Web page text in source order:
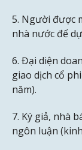
5. Người được
nhà nước để
6. Đại diện
giao dịch cổ
năm).
7. Ký giả, nhà
ngôn luận